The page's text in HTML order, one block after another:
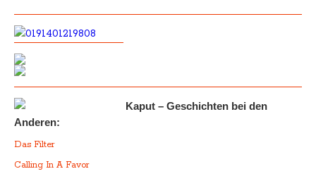
Kaput – Geschichten bei den
Anderen:
Das Filter
Calling In A Favor